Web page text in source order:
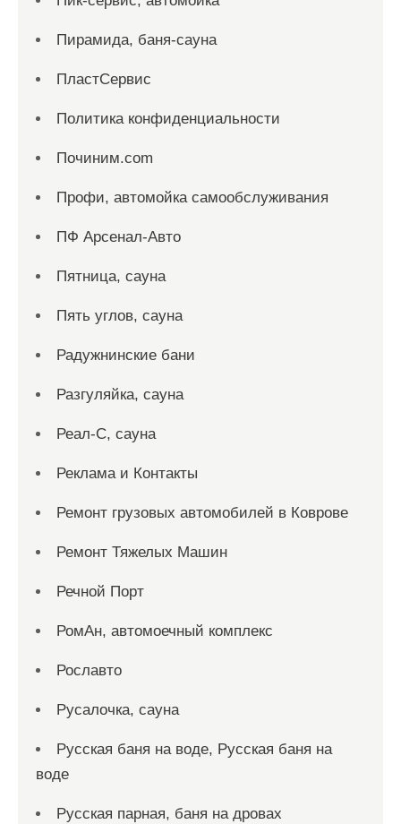
Пирамида, баня-сауна
ПластСервис
Политика конфиденциальности
Починим.com
Профи, автомойка самообслуживания
ПФ Арсенал-Авто
Пятница, сауна
Пять углов, сауна
Радужнинские бани
Разгуляйка, сауна
Реал-С, сауна
Реклама и Контакты
Ремонт грузовых автомобилей в Коврове
Ремонт Тяжелых Машин
Речной Порт
РомАн, автомоечный комплекс
Рославто
Русалочка, сауна
Русская баня на воде, Русская баня на
воде
Русская парная, баня на дровах